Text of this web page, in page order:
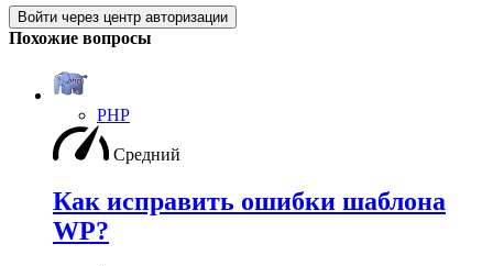
Войти через центр авторизации
Похожие вопросы
PHP
Средний
Как исправить ошибки шаблона
WP?